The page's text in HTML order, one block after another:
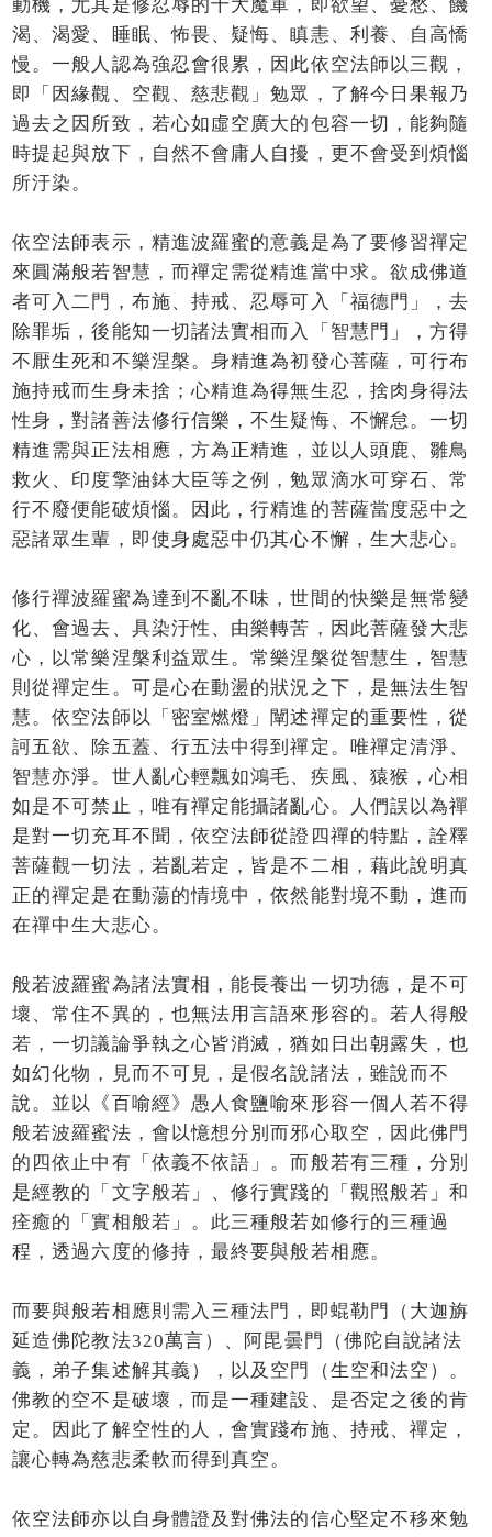
動機，尤其是修忍辱的十大魔軍，即欲望、憂愁、饑
渴、渴愛、睡眠、怖畏、疑悔、瞋恚、利養、自高憍
慢。一般人認為強忍會很累，因此依空法師以三觀，
即「因緣觀、空觀、慈悲觀」勉眾，了解今日果報乃
過去之因所致，若心如虛空廣大的包容一切，能夠隨
時提起與放下，自然不會庸人自擾，更不會受到煩惱
所汙染。
依空法師表示，精進波羅蜜的意義是為了要修習禪定
來圓滿般若智慧，而禪定需從精進當中求。欲成佛道
者可入二門，布施、持戒、忍辱可入「福德門」，去
除罪垢，後能知一切諸法實相而入「智慧門」，方得
不厭生死和不樂涅槃。身精進為初發心菩薩，可行布
施持戒而生身未捨；心精進為得無生忍，捨肉身得法
性身，對諸善法修行信樂，不生疑悔、不懈怠。一切
精進需與正法相應，方為正精進，並以人頭鹿、雛鳥
救火、印度擎油鉢大臣等之例，勉眾滴水可穿石、常
行不廢便能破煩惱。因此，行精進的菩薩當度惡中之
惡諸眾生輩，即使身處惡中仍其心不懈，生大悲心。
修行禪波羅蜜為達到不亂不味，世間的快樂是無常變
化、會過去、具染汙性、由樂轉苦，因此菩薩發大悲
心，以常樂涅槃利益眾生。常樂涅槃從智慧生，智慧
則從禪定生。可是心在動盪的狀況之下，是無法生智
慧。依空法師以「密室燃燈」闡述禪定的重要性，從
訶五欲、除五蓋、行五法中得到禪定。唯禪定清淨、
智慧亦淨。世人亂心輕飄如鴻毛、疾風、猿猴，心相
如是不可禁止，唯有禪定能攝諸亂心。人們誤以為禪
是對一切充耳不聞，依空法師從證四禪的特點，詮釋
菩薩觀一切法，若亂若定，皆是不二相，藉此說明真
正的禪定是在動蕩的情境中，依然能對境不動，進而
在禪中生大悲心。
般若波羅蜜為諸法實相，能長養出一切功德，是不可
壞、常住不異的，也無法用言語來形容的。若人得般
若，一切議論爭執之心皆消滅，猶如日出朝露失，也
如幻化物，見而不可見，是假名說諸法，雖說而不
說。並以《百喻經》愚人食鹽喻來形容一個人若不得
般若波羅蜜法，會以憶想分別而邪心取空，因此佛門
的四依止中有「依義不依語」。而般若有三種，分別
是經教的「文字般若」、修行實踐的「觀照般若」和
痊癒的「實相般若」。此三種般若如修行的三種過
程，透過六度的修持，最終要與般若相應。
而要與般若相應則需入三種法門，即蜫勒門（大迦旃
延造佛陀教法320萬言）、阿毘曇門（佛陀自說諸法
義，弟子集述解其義），以及空門（生空和法空）。
佛教的空不是破壞，而是一種建設、是否定之後的肯
定。因此了解空性的人，會實踐布施、持戒、禪定，
讓心轉為慈悲柔軟而得到真空。
依空法師亦以自身體證及對佛法的信心堅定不移來勉